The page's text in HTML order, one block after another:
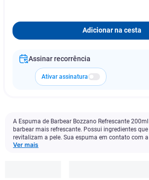
Adicionar na cesta
Assinar recorrência
Ativar assinatura
A Espuma de Barbear Bozzano Refrescante
barbear mais refrescante. Possui ingredientes
revitalizam a pele. Sua espuma em contato com
Ver mais